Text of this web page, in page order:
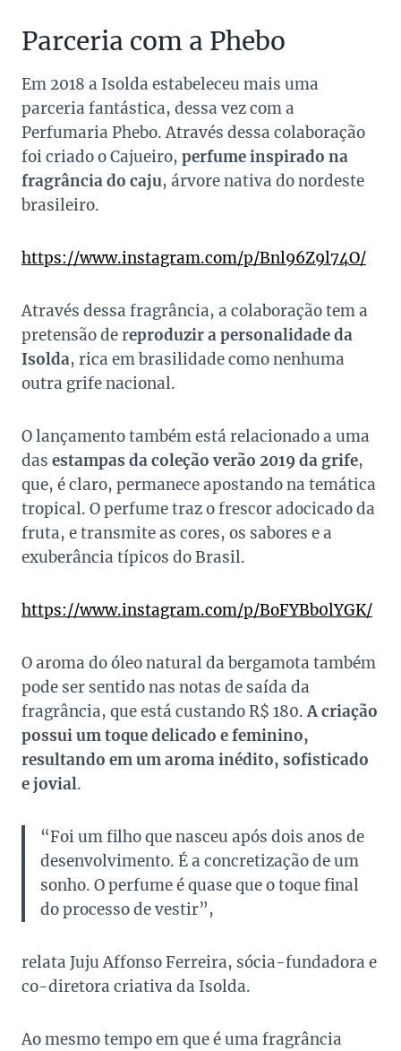
Parceria com a Phebo
Em 2018 a Isolda estabeleceu mais uma
parceria fantástica, dessa vez com a
Perfumaria Phebo. Através dessa colaboração
foi criado oCajueiro, perfume inspirado na
fragrância do caju, árvore nativa do nordeste
brasileiro.
https://www.instagram.com/p/Bnl96Z9l74O/
Através dessa fragrância, a colaboração tem a
pretensão de reproduzir a personalidade da
Isolda, rica em brasilidade como nenhuma
outra grife nacional.
O lançamento também está relacionado a uma
das estampas da coleção verão 2019 da grife,
que, é claro, permanece apostando na temática
tropical. O perfume traz o frescor adocicado da
fruta, e transmite as cores, os sabores e a
exuberância típicos do Brasil.
https://www.instagram.com/p/BoFYBb0lYGK/
O aroma do óleo natural da bergamota também
pode ser sentido nas notas de saída da
fragrância, que está custando R$ 180.A criação
possui um toque delicado e feminino,
resultando em um aroma inédito, sofisticado
e jovial.
“Foi um filho que nasceu após dois anos de
desenvolvimento. É a concretização de um
sonho. O perfume é quase que o toque final
do processo de vestir”,
relata Juju Affonso Ferreira, sócia-fundadora e
co-diretora criativa da Isolda.
Ao mesmo tempo em que é uma fragrância